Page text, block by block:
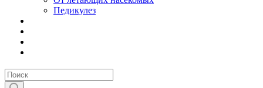
Педикулез